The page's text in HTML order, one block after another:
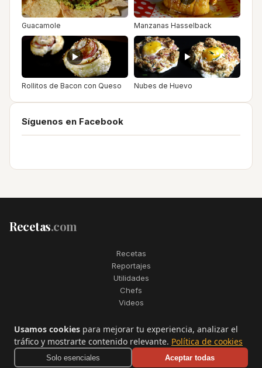
Guacamole Manzanas Hasselback
Rollitos de Bacon con Queso Nubes de Huevo
Síguenos en Facebook
Recetas.com
Recetas
Reportajes
Utilidades
Chefs
Videos
2006–2026. Todos los derechos reservados. Recetas.com es una
marca registrada de Telfo Networks S.L.
Aviso legal·Condiciones de uso·Contactar
Usamos cookies para mejorar tu experiencia, analizar el
tráfico y mostrarte contenido relevante. Política de cookies
Solo esenciales Aceptar todas